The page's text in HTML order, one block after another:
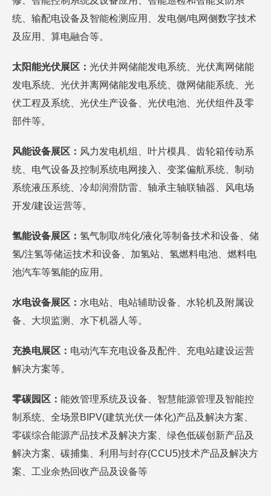
统、输配电设备及智能检测应用、发电侧/电网侧数字技术
及应用、算电融合等。
太阳能光伏展区： 光伏并网储能发电系统、光伏离网储能
发电系统、光伏并离网储能发电系统、微网储能系统、光
伏工程及系统、光伏生产设备、光伏电池、光伏组件及零
部件等。
风能设备展区： 风力发电机组、叶片模具、齿轮箱传动系
统、电气设备及控制系统电网接入、变桨偏航系统、制动
系统液压系统、冷却润滑防雷、轴承主轴联轴器、风电场
开发/建设运营等。
氢能设备展区： 氢气制取/纯化/液化等制备技术和设备、储
氢/注氢等储运技术和设备、加氢站、氢燃料电池、燃料电
池汽车等氢能的应用。
水电设备展区： 水电站、电站辅助设备、水轮机及附属设
备、大坝监测、水下机器人等。
充换电展区： 电动汽车充电设备及配件、充电站建设运营
解决方案等。
零碳园区： 能效管理系统及设备、智慧能源管理及智能控
制系统、全场景BIPV(建筑光伏一体化)产品及解决方案、
零碳综合能源产品技术及解决方案、绿色低碳创新产品及
解决方案、碳捕集、利用与封存(CCU5)技术产品及解决方
案、工业余热回收产品及设备等